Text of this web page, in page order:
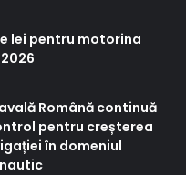
lei pentru motorina
Română continuă
pentru creșterea
în domeniul